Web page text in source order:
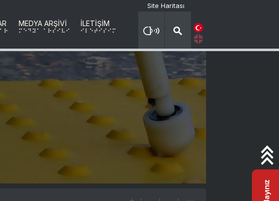
MEDYA ARŞİVİ
MEDYA ARsIVI
İLETİŞİM
ILETIsIM
Site Haritası